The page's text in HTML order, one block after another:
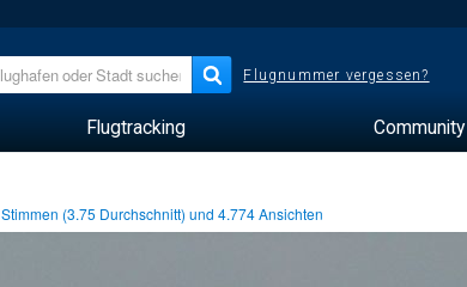
Flugnummer vergessen?
Flugtracking Community
Stimmen (3.75 Durchschnitt) und4.774Ansichten